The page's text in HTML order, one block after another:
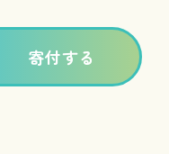
寄付する